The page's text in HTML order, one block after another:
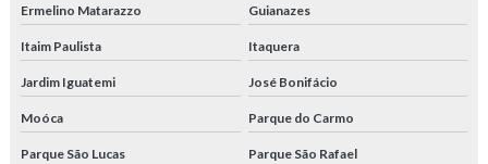
Ermelino Matarazzo Guianazes
Itaim Paulista Itaquera
Jardim Iguatemi José Bonifácio
Moóca Parque do Carmo
Parque São Lucas Parque São Rafael